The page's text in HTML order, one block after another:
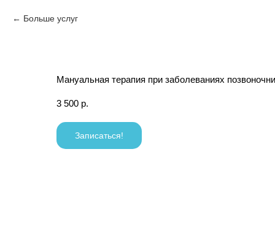
Больше услуг
Мануальная терапия при заболеваниях
3 500 р.
Записаться!